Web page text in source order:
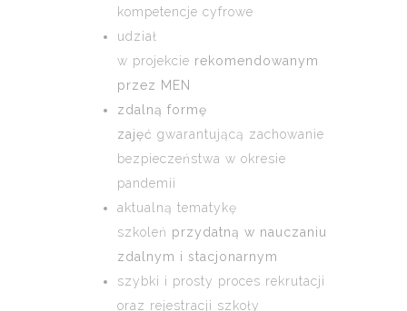
kompetencje cyfrowe
udział
w projekcie rekomendowanym
przez MEN
zdalną formę
zajęć gwarantującą zachowanie
bezpieczeństwa w okresie
pandemii
aktualną tematykę
szkoleń przydatną w nauczaniu
zdalnym i stacjonarnym
szybki i prosty proces rekrutacji
oraz rejestracji szkoły